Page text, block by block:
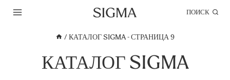
ПОИСК
/ КАТАЛОГ SIGMA- СТРАНИЦА 9
КАТАЛОГ SIGMA